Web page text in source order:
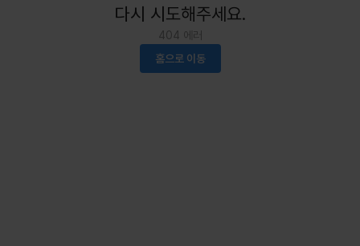
다시 시도해주세요.
404 에러
홈으로 이동